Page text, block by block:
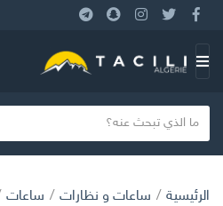
ق
ئ
س
ص
ا
الرئيسية / ساعات و نظارات / ساعات /